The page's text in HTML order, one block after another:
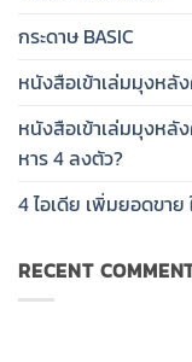
กระดาษ BASIC
หนังสือเข้าเล่มมุงหลัง
หนังสือเข้าเล่มมุงหลั
หาร 4 ลงตัว?
4 ไอเดีย เพิ่มยอดขา
RECENT